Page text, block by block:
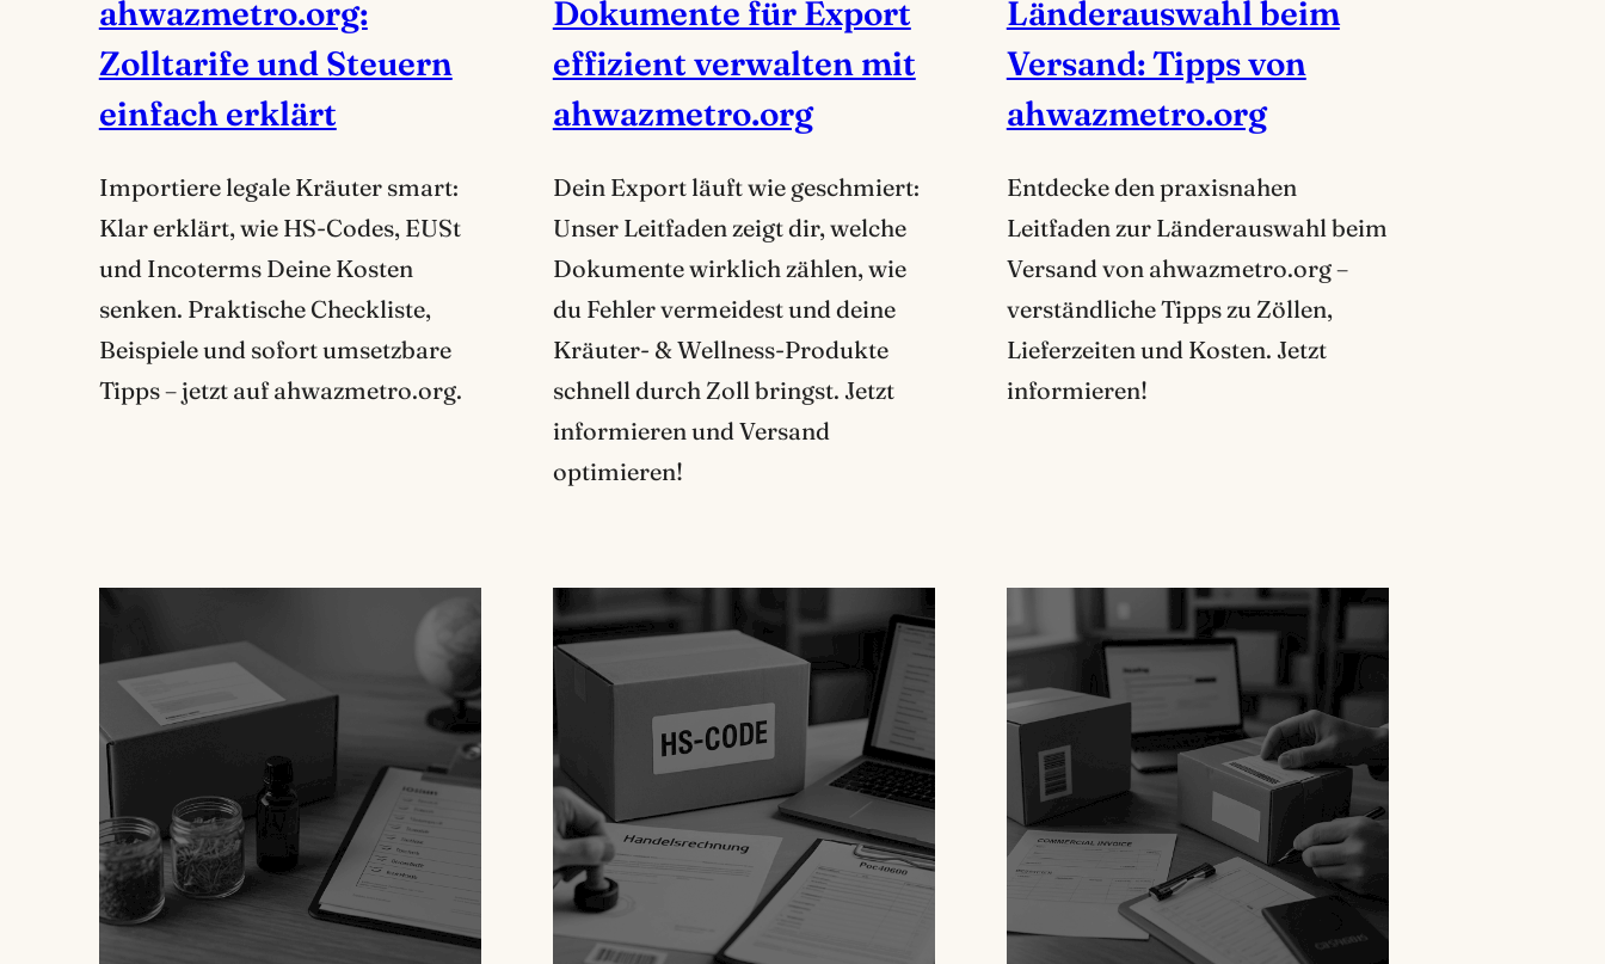
ahwazmetro.org:
Zolltarife und Steuern
einfach erklärt
Importiere legale Kräuter smart:
Klar erklärt, wie HS-Codes, EUSt
und Incoterms Deine Kosten
senken. Praktische Checkliste,
Beispiele und sofort umsetzbare
Tipps – jetzt auf ahwazmetro.org.
Dokumente für Export
effizient verwalten mit
ahwazmetro.org
Dein Export läuft wie geschmiert:
Unser Leitfaden zeigt dir, welche
Dokumente wirklich zählen, wie
du Fehler vermeidest und deine
Kräuter- & Wellness-Produkte
schnell durch Zoll bringst. Jetzt
informieren und Versand
optimieren!
Länderauswahl beim
Versand: Tipps von
ahwazmetro.org
Entdecke den praxisnahen
Leitfaden zur Länderauswahl beim
Versand von ahwazmetro.org –
verständliche Tipps zu Zöllen,
Lieferzeiten und Kosten. Jetzt
informieren!